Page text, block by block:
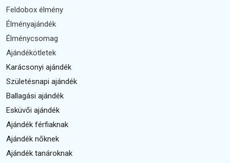
Feldobox élmény
Élményajándék
Élménycsomag
Ajándékötletek
Karácsonyi ajándék
Születésnapi ajándék
Ballagási ajándék
Esküvői ajándék
Ajándék férfiaknak
Ajándék nőknek
Ajándék tanároknak